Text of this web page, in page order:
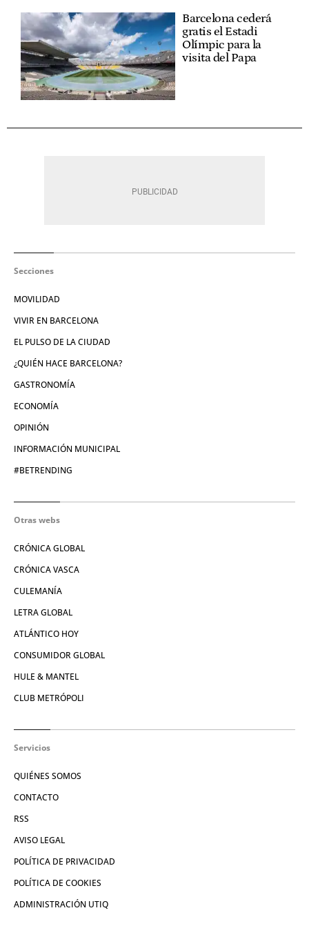
Barcelona cederá
gratis el Estadi
Olímpic para la
visita del Papa
Secciones
MOVILIDAD
VIVIR EN BARCELONA
EL PULSO DE LA CIUDAD
¿QUIÉN HACE BARCELONA?
GASTRONOMÍA
ECONOMÍA
OPINIÓN
INFORMACIÓN MUNICIPAL
#BETRENDING
Otras webs
CRÓNICA GLOBAL
CRÓNICA VASCA
CULEMANÍA
LETRA GLOBAL
ATLÁNTICO HOY
CONSUMIDOR GLOBAL
HULE & MANTEL
CLUB METRÓPOLI
Servicios
QUIÉNES SOMOS
CONTACTO
RSS
AVISO LEGAL
POLÍTICA DE PRIVACIDAD
POLÍTICA DE COOKIES
ADMINISTRACIÓN UTIQ